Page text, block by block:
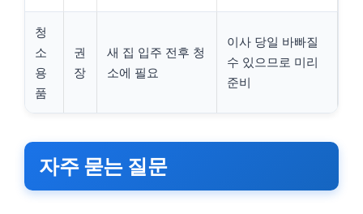
청
소
용
품
권
장
새 집 입주 전후 청
소에 필요
이사 당일 바빠질
수 있으므로 미리
준비
자주 묻는 질문